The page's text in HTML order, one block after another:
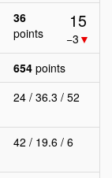
36
points
15
−3 ▼
654 points
24 / 36.3 / 52
42 / 19.6 / 6